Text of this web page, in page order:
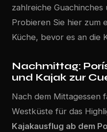
zahlreiche Guachinches
Probieren Sie hier zum
Küche, bevor es an die
Nachmittag:
und Kajak zur
Nach dem Mittagessen
Westküste für das
Kajakausflug ab dem